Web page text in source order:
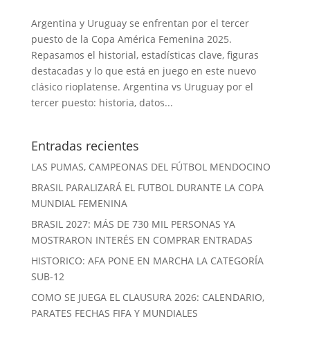
Argentina y Uruguay se enfrentan por el tercer
puesto de la Copa América Femenina 2025.
Repasamos el historial, estadísticas clave, figuras
destacadas y lo que está en juego en este nuevo
clásico rioplatense. Argentina vs Uruguay por el
tercer puesto: historia, datos...
Entradas recientes
LAS PUMAS, CAMPEONAS DEL FÚTBOL MENDOCINO
BRASIL PARALIZARÁ EL FUTBOL DURANTE LA COPA
MUNDIAL FEMENINA
BRASIL 2027: MÁS DE 730 MIL PERSONAS YA
MOSTRARON INTERÉS EN COMPRAR ENTRADAS
HISTORICO: AFA PONE EN MARCHA LA CATEGORÍA
SUB-12
COMO SE JUEGA EL CLAUSURA 2026: CALENDARIO,
PARATES FECHAS FIFA Y MUNDIALES